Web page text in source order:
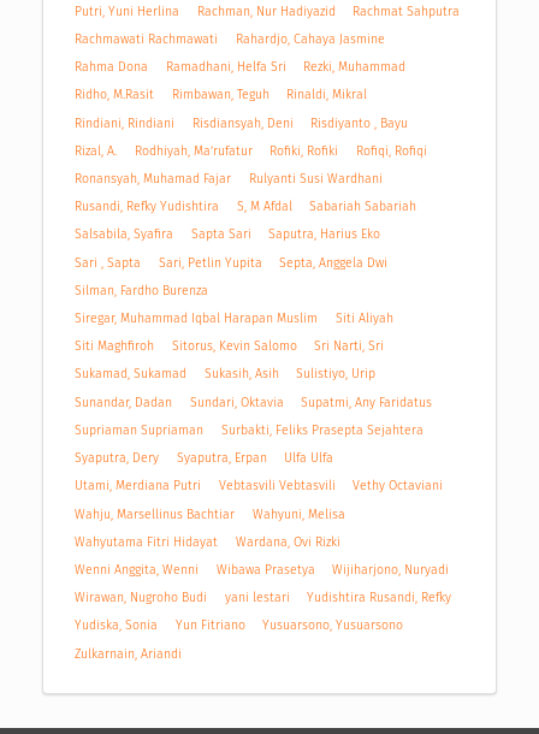
Putri, Yuni Herlina
Rachman, Nur Hadiyazid
Rachmat Sahputra
Rachmawati Rachmawati
Rahardjo, Cahaya Jasmine
Rahma Dona
Ramadhani, Helfa Sri
Rezki, Muhammad
Ridho, M.Rasit
Rimbawan, Teguh
Rinaldi, Mikral
Rindiani, Rindiani
Risdiansyah, Deni
Risdiyanto , Bayu
Rizal, A.
Rodhiyah, Ma’rufatur Rofiki, Rofiki
Rofiqi, Rofiqi
Ronansyah, Muhamad Fajar
Rulyanti Susi Wardhani
Rusandi, Refky Yudishtira
S, M Afdal
Sabariah Sabariah
Salsabila, Syafira
Sapta Sari
Saputra, Harius Eko
Sari , Sapta
Sari, Petlin Yupita
Septa, Anggela Dwi
Silman, Fardho Burenza
Siregar, Muhammad Iqbal Harapan Muslim
Siti Aliyah
Siti Maghfiroh
Sitorus, Kevin Salomo
Sri Narti, Sri
Sukamad, Sukamad
Sukasih, Asih
Sulistiyo, Urip
Sunandar, Dadan
Sundari, Oktavia
Supatmi, Any Faridatus
Supriaman Supriaman
Surbakti, Feliks Prasepta Sejahtera
Syaputra, Dery
Syaputra, Erpan
Ulfa Ulfa
Utami, Merdiana Putri
Vebtasvili Vebtasvili
Vethy Octaviani
Wahju, Marsellinus Bachtiar
Wahyuni, Melisa
Wahyutama Fitri Hidayat
Wardana, Ovi Rizki
Wenni Anggita, Wenni
Wibawa Prasetya
Wijiharjono, Nuryadi
Wirawan, Nugroho Budi
yani lestari
Yudishtira Rusandi, Refky
Yudiska, Sonia
Yun Fitriano
Yusuarsono, Yusuarsono
Zulkarnain, Ariandi